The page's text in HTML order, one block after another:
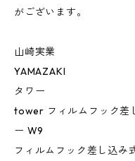
がございます。
山崎実業
YAMAZAKI
タワー
tower フィルムフック差
ー W9
フィルムフック差し込み